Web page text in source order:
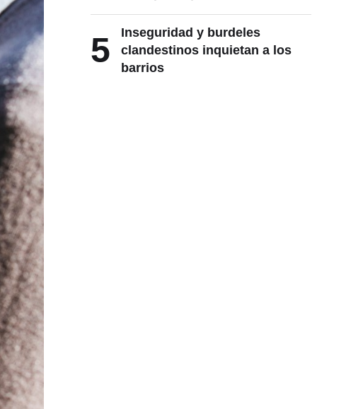
5
Inseguridad y burdeles
clandestinos inquietan a los
barrios